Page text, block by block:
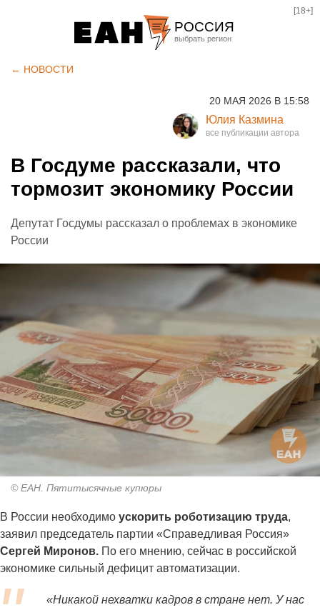
РОССИЯ
Курган
Оренбург
[18+]
← НОВОСТИ
20 МАЯ 2026 В 15:58
Юлия Казмина
В Госдуме рассказали, что
тормозит экономику России
Депутат Госдумы рассказал о проблемах в экономике
России
© ЕАН. Пятитысячные купюры
В России необходимо ускорить роботизацию труда,
заявил председатель партии «Справедливая Россия»
Сергей Миронов. По его мнению, сейчас в российской
экономике сильный дефицит автоматизации.
«Никакой нехватки кадров в стране нет. У нас